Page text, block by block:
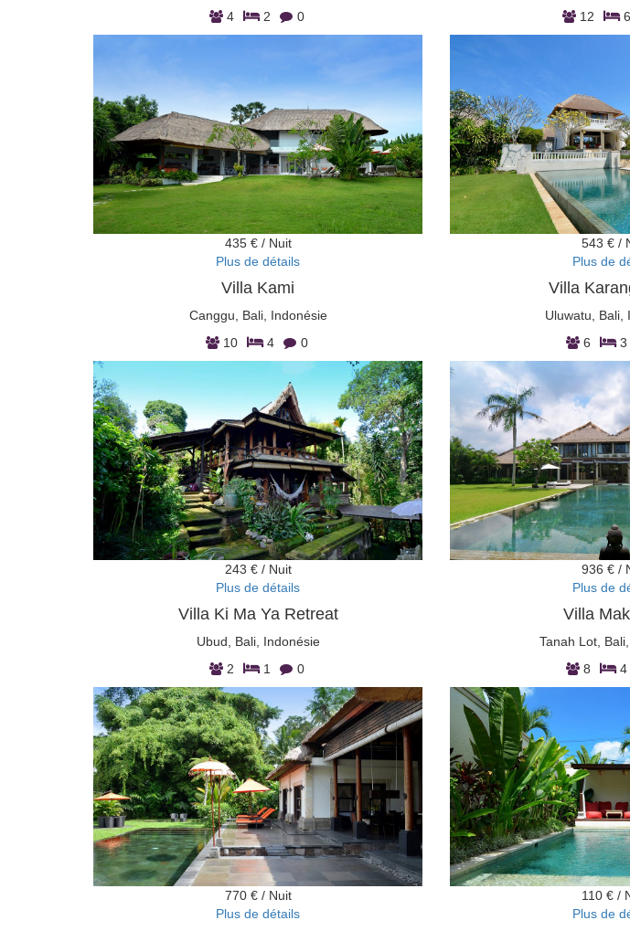
4
2 0
12
6
435 € / Nuit
Plus de détails
Villa Kami
Canggu, Bali, Indonésie
10
4 0
543 € /
Plus de
Villa
Uluwatu, Bali,
6
3
243 € / Nuit
Plus de détails
Villa Ki Ma Ya Retreat
Ubud, Bali, Indonésie
2
1 0
936 € /
Plus de
Villa
Tanah Lot,
8
4
770 € / Nuit
Plus de détails
110 € /
Plus de